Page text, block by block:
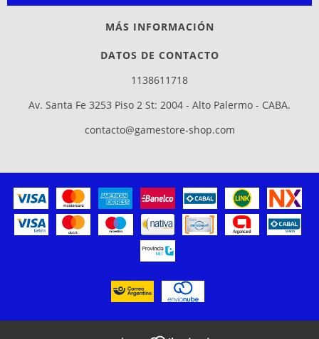
MÁS INFORMACIÓN
DATOS DE CONTACTO
1138611718
Av. Santa Fe 3253 Piso 2 St: 2004 - Alto Palermo - CABA.
contacto@gamestore-shop.com